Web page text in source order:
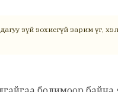
зүй зохисгүй зарим үг,